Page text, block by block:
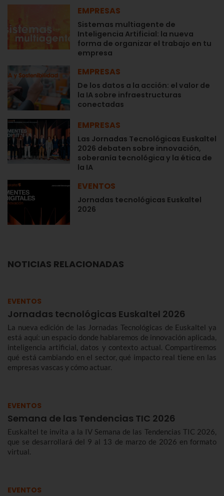
EMPRESAS
Sistemas multiagente de
Inteligencia Artificial: la nueva
forma de organizar el trabajo en tu
empresa
EMPRESAS
De los datos a la acción: el valor de
la IA sobre infraestructuras
conectadas
EMPRESAS
Las Jornadas Tecnológicas Euskaltel
2026 debaten sobre innovación,
soberanía tecnológica y la ética de
la IA
EVENTOS
Jornadas tecnológicas Euskaltel
2026
NOTICIAS RELACIONADAS
EVENTOS
Jornadas tecnológicas Euskaltel 2026
La nueva edición de las Jornadas Tecnológicas de Euskaltel ya
está aquí: un espacio donde hablaremos de innovación aplicada,
inteligencia artificial, datos y contexto actual. Compartiremos
qué está cambiando en el sector, qué impacto real tiene en las
empresas vascas y cómo actuar.
EVENTOS
Semana de las Tendencias TIC 2026
Euskaltel te invita a la IV Semana de las Tendencias TIC 2026,
que se desarrollará del 9 al 13 de marzo de 2026 en formato
virtual.
EVENTOS